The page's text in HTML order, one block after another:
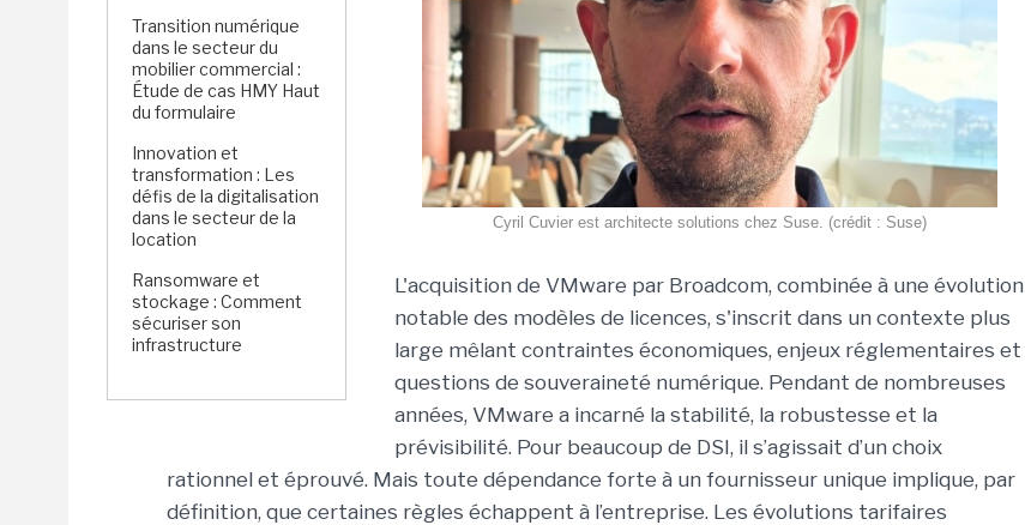
Transition numérique
dans le secteur du
mobilier commercial :
Étude de cas HMY Haut
du formulaire
Innovation et
transformation : Les
défis de la digitalisation
dans le secteur de la
location
Ransomware et
stockage : Comment
sécuriser son
infrastructure
Cyril Cuvier est architecte solutions chez Suse. (crédit : Suse)
L'acquisition de VMware par Broadcom, combinée à une évolution
notable des modèles de licences, s'inscrit dans un contexte plus
large mêlant contraintes économiques, enjeux réglementaires et
questions de souveraineté numérique. Pendant de nombreuses
années, VMware a incarné la stabilité, la robustesse et la
prévisibilité. Pour beaucoup de DSI, il s’agissait d’un choix
rationnel et éprouvé. Mais toute dépendance forte à un fournisseur unique implique, par
définition, que certaines règles échappent à l’entreprise. Les évolutions tarifaires